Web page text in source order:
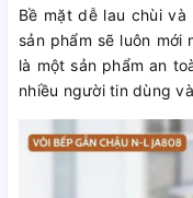
Bề mặt dễ lau chùi
sản phẩm sẽ luôn
là một sản phẩm an
nhiều người tin dùng